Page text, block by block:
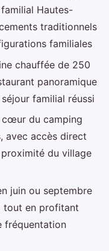
Hautes-
traditionnels
familiales
chauffée de 250
panoramique
familial réussi
cœur du camping
avec accès direct
du village
juin ou septembre
tout en profitant
fréquentation